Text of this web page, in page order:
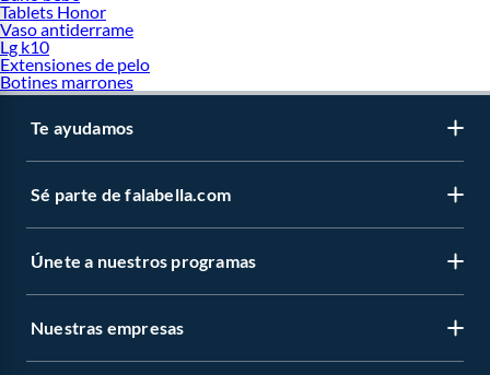
Tablets Honor
Vaso antiderrame
Lg k10
Extensiones de pelo
Botines marrones
Te ayudamos
Sé parte de falabella.com
Únete a nuestros programas
Nuestras empresas